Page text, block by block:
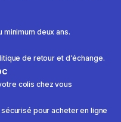
minimum deux ans.
de retour et d'échange.
colis chez vous
pour acheter en ligne